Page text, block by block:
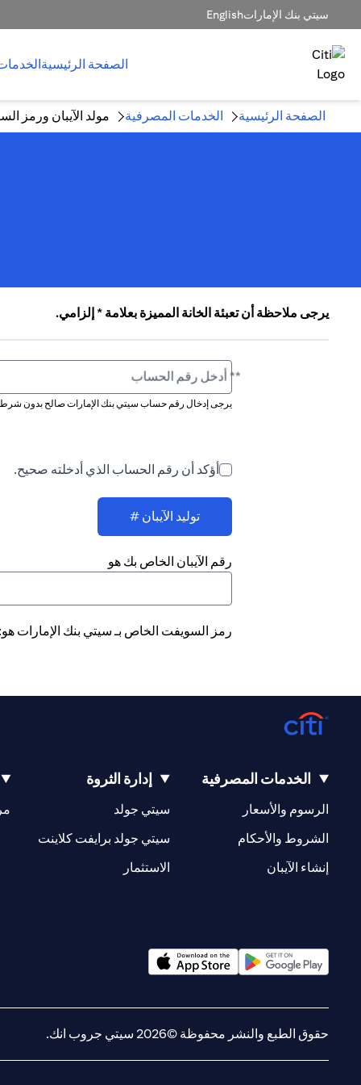
سيتي بنك الإماراتEnglish
الصفحة الرئيسية
الصفحة الرئيسية الخدمات المصرفية مولد الآيبان ورمز
يرجى ملاحظة أن تعبئة الخانة المميزة بعلامة * إلزامي.
يرجى إدخال رقم حساب سيتي بنك الإمارات صالح بدون
** أدخل رقم الحساب
أؤكد أن رقم الحساب الذي أدخلته صحيح.
توليد الآيبان #
رقم الآيبان الخاص بك هو
رمز السويفت الخاص بـ سيتي بنك الإمارات هو: CITIAEAD
الخدمات المصرفية
الرسوم والأسعار
opens in a new tab
الشروط والأحكام opens in a new tab
إنشاء الآيبان opens in a new tab
إدارة الثروة
سيتي جولد opens in a new tab
سيتي جولد برايفت كلاينت
الاستثمار
حقوق الطبع والنشر محفوظة ©2026 سيتي جروب انك.